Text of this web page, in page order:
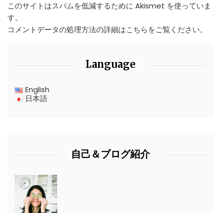
このサイトはスパムを低減するために Akismet を使っていま
す。
コメントデータの処理方法の詳細はこちらをご覧ください。
Language
English
日本語
自己＆ブログ紹介